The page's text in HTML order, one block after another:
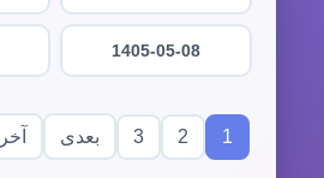
1405-05-08
1
2
3 بعدی آخر